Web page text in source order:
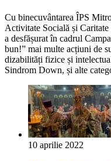
Cu binecuvântarea ÎPS
Activitate Socială și
a desfășurat în cadrul
bun!” mai multe acțiuni de
dizabilități fizice și
Sindrom Down, și alte
10 aprilie 2022